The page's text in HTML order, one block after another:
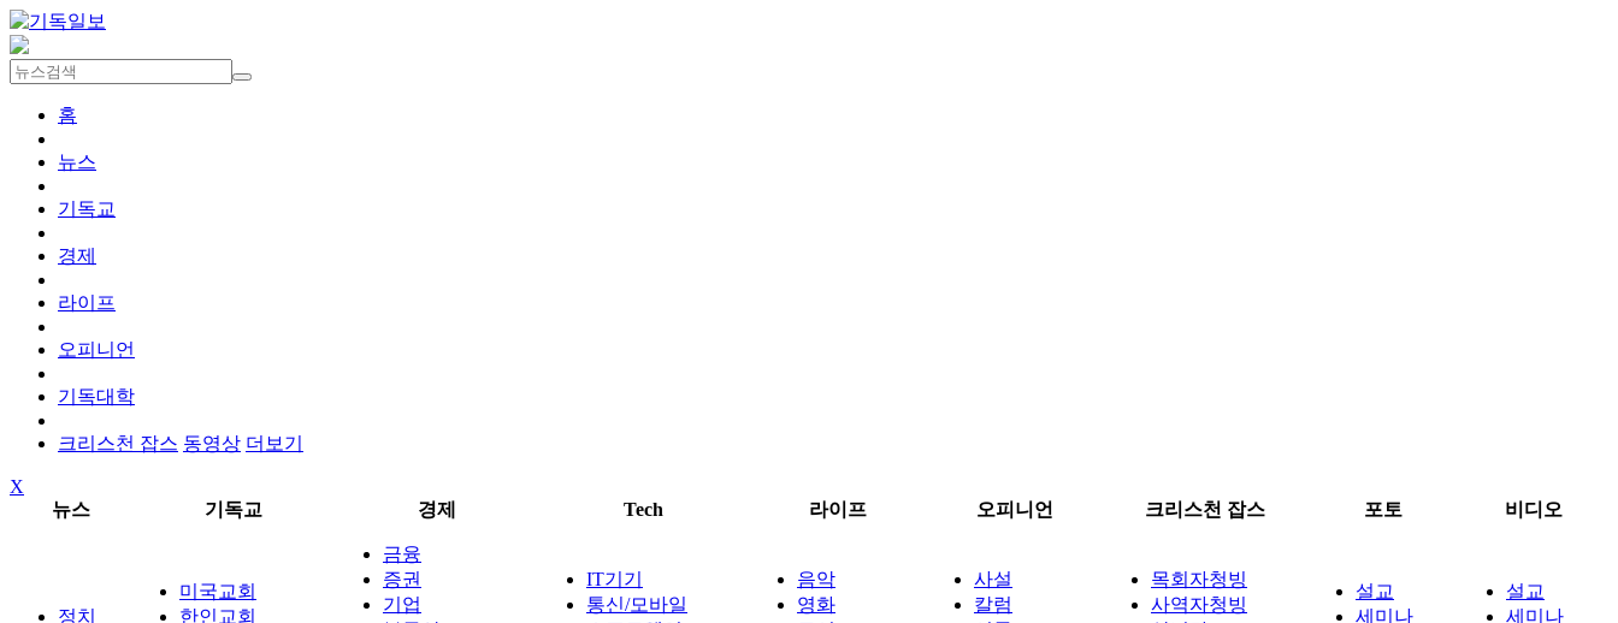
홈
뉴스
기독교
경제
라이프
오피니언
기독대학
크리스천 잡스 동영상 더보기
X
뉴스
기독교 경제 Tech 라이프 오피니언 크리스천 잡스 포토 비디오
정치
미국교회
한인교회
금융
증권
기업
IT기기
통신/모바일
음악
영화
사설
칼럼
목회자청빙
사역자청빙
설교
세미나
설교
세미나